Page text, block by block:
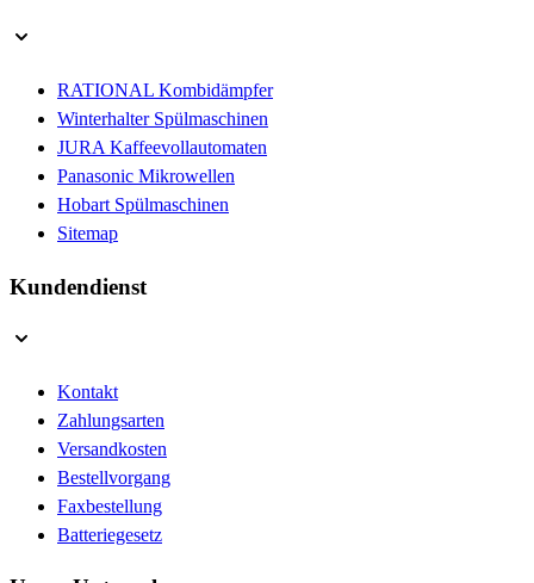
RATIONAL Kombidämpfer
Winterhalter Spülmaschinen
JURA Kaffeevollautomaten
Panasonic Mikrowellen
Hobart Spülmaschinen
Sitemap
Kundendienst
Kontakt
Zahlungsarten
Versandkosten
Bestellvorgang
Faxbestellung
Batteriegesetz